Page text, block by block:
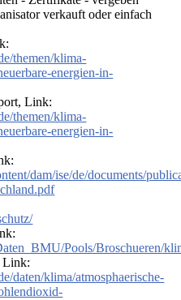
verkauft oder einfach
themen/klima-
energien-in-
Link:
themen/klima-
energien-in-
dam/ise/de/documents/
Pools/Broschueren/
Link:
daten/klima/atmosphaerische-